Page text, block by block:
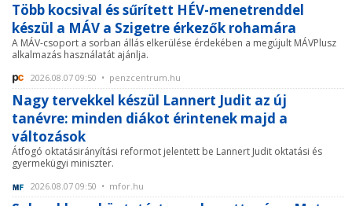
Több kocsival és sűrített HÉV-menetrenddel
készül a MÁV a Szigetre érkezők rohamára
A MÁV-csoport a sorban állás elkerülése érdekében a megújult MÁVPlusz
alkalmazás használatát ajánlja.
2026.08.07 09:50 • penzcentrum.hu
Nagy tervekkel készül Lannert Judit az új
tanévre: minden diákot érintenek majd a
változások
Átfogó oktatásirányítási reformot jelentett be Lannert Judit oktatási és
gyermekügyi miniszter.
2026.08.07 09:50 • mfor.hu